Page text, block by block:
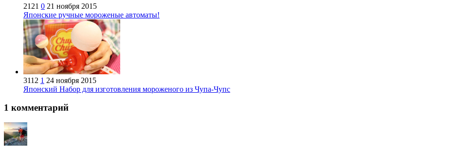
2121 0 21 ноября 2015
Японские ручные мороженые автоматы!
3112 1 24 ноября 2015
Японский Набор для изготовления мороженого из Чупа-Чупс
1 комментарий